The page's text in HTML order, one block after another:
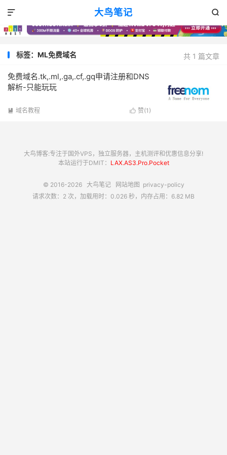
大鸟笔记 

共 1 篇文章
标签：ML免费域名
免费域名.tk,.ml,.ga,.cf,.gq申请注册和DNS
解析-只能玩玩
 赞(1 )
 域名教程
大鸟博客:专注于国外VPS，独立服务器，主机测评和优惠信息分享!
本站运行于DMIT： LAX.AS3.Pro.Pocket
© 2016-2026 大鸟笔记 网站地图 privacy-policy
请求次数：2 次，加载用时：0.026 秒，内存占用：6.82 MB